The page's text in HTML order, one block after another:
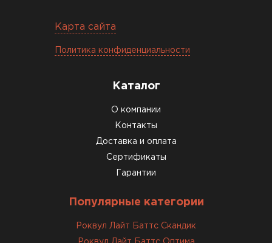
Карта сайта
Политика конфиденциальности
Каталог
О компании
Контакты
Доставка и оплата
Сертификаты
Гарантии
Популярные категории
Роквул Лайт Баттс Скандик